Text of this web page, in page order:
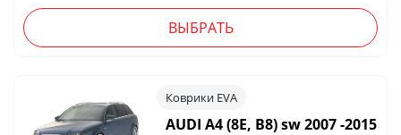
ВЫБРАТЬ
Коврики EVA
AUDI A4 (8E, B8) sw 2007 -2015